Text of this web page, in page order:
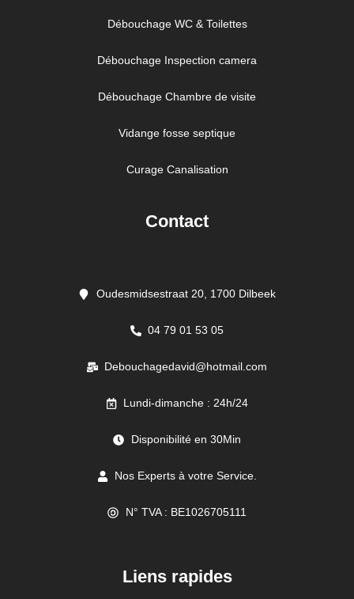
Débouchage WC & Toilettes
Débouchage Inspection camera
Débouchage Chambre de visite
Vidange fosse septique
Curage Canalisation
Contact
Oudesmidsestraat 20, 1700 Dilbeek
04 79 01 53 05
Debouchagedavid@hotmail.com
Lundi-dimanche : 24h/24
Disponibilité en 30Min
Nos Experts à votre Service.
N° TVA : BE1026705111
Liens rapides